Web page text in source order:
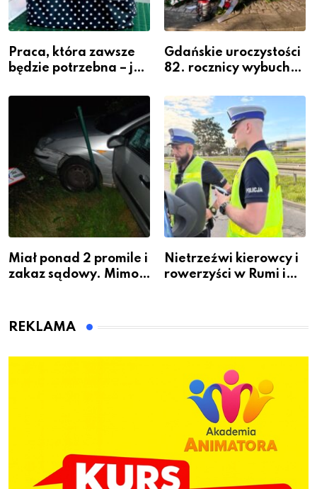
Praca, która zawsze
będzie potrzebna – jak
zawodem przyszłości i
gdzie się go nauczyć?
Gdańskie uroczystości
82. rocznicy wybuchu
Warszawskiego
Miał ponad 2 promile i
zakaz sądowy. Mimo
Bolszewie i uderzył w
Nietrzeźwi kierowcy i
rowerzyści w Rumi i
REKLAMA